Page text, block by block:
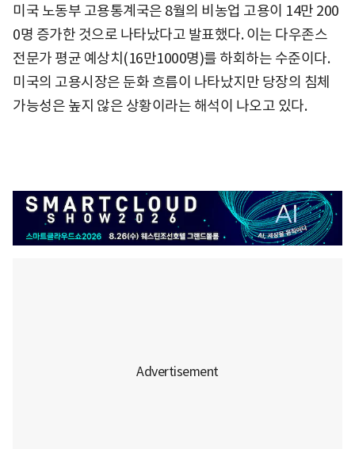
미국 노동부 고용통계국은 8월의 비농업 고용이 14만 200
0명 증가한 것으로 나타났다고 발표했다. 이는 다우존스
전문가 평균 예상치(16만1000명)를 하회하는 수준이다.
미국의 고용시장은 둔화 흐름이 나타났지만 당장의 침체
가능성은 높지 않은 상황이라는 해석이 나오고 있다.